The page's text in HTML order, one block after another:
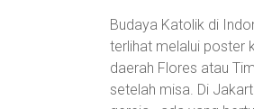
Budaya Katolik di
terlihat melalui poster
daerah Flores atau
setelah misa. Di